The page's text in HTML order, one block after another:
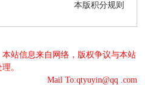
本版积分规则
站信息来自网络，版权争议与本站
。
Mail To:qtyuyin@qq .com